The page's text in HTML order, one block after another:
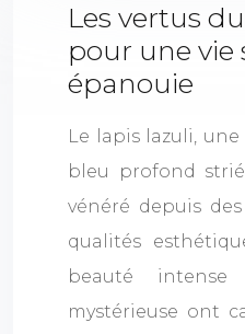
Les vertus
pour une vie
épanouie
Le lapis lazuli,
bleu profond
vénéré depuis
qualités
beauté
mystérieuse ont